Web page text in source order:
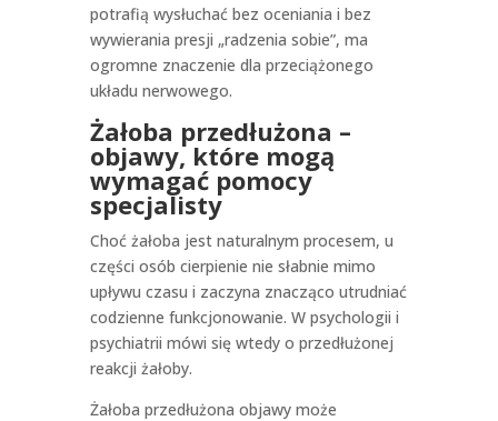
potrafią wysłuchać bez oceniania i bez
wywierania presji „radzenia sobie”, ma
ogromne znaczenie dla przeciążonego
układu nerwowego.
Żałoba przedłużona –
objawy, które mogą
wymagać pomocy
specjalisty
Choć żałoba jest naturalnym procesem, u
części osób cierpienie nie słabnie mimo
upływu czasu i zaczyna znacząco utrudniać
codzienne funkcjonowanie. W psychologii i
psychiatrii mówi się wtedy o przedłużonej
reakcji żałoby.
Żałoba przedłużona objawy może